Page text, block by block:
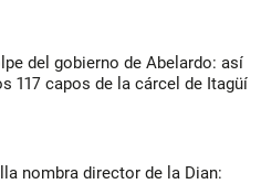
del gobierno de Abelardo: así
117 capos de la cárcel de Itagüí
nombra director de la Dian: